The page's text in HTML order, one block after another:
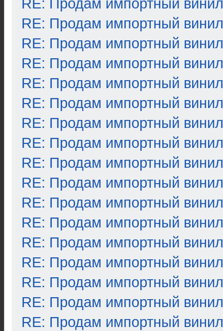
RE: Продам импортный винил
RE: Продам импортный винил
RE: Продам импортный винил
RE: Продам импортный винил
RE: Продам импортный винил
RE: Продам импортный винил
RE: Продам импортный винил
RE: Продам импортный винил
RE: Продам импортный винил
RE: Продам импортный винил
RE: Продам импортный винил
RE: Продам импортный винил
RE: Продам импортный винил
RE: Продам импортный винил
RE: Продам импортный винил
RE: Продам импортный винил
RE: Продам импортный винил